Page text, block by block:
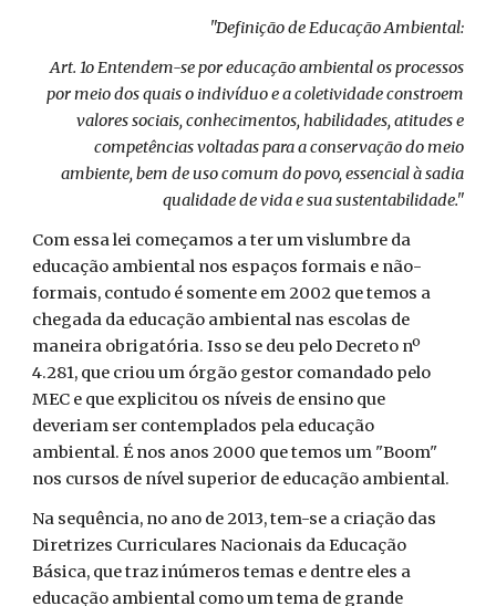
"Definição de Educação Ambiental:
Art. 1o Entendem-se por educação ambiental os processos
por meio dos quais o indivíduo e a coletividade constroem
valores sociais, conhecimentos, habilidades, atitudes e
competências voltadas para a conservação do meio
ambiente, bem de uso comum do povo, essencial à sadia
qualidade de vida e sua sustentabilidade."
Com essa lei começamos a ter um vislumbre da
educação ambiental nos espaços formais e não-
formais, contudo é somente em 2002 que temos a
chegada da educação ambiental nas escolas de
maneira obrigatória. Isso se deu pelo Decreto nº
4.281, que criou um órgão gestor comandado pelo
MEC e que explicitou os níveis de ensino que
deveriam ser contemplados pela educação
ambiental. É nos anos 2000 que temos um "Boom"
nos cursos de nível superior de educação ambiental.
Na sequência, no ano de 2013, tem-se a criação das
Diretrizes Curriculares Nacionais da Educação
Básica, que traz inúmeros temas e dentre eles a
educação ambiental como um tema de grande